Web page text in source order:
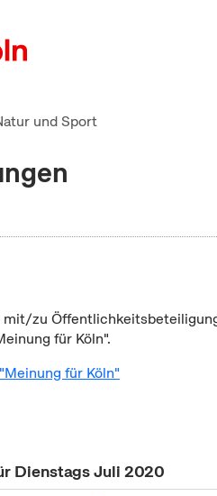
und Sport
zu
für Köln".
für Köln"
Dienstags Juli 2020